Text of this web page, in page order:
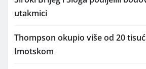
utakmici
Thompson okupio više od 20
Imotskom